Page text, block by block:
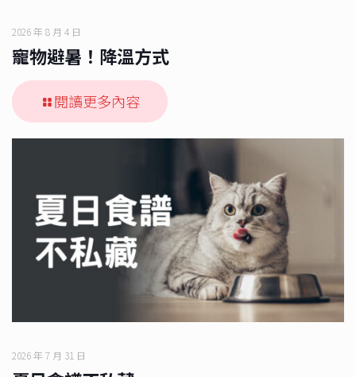
2026 年 8 月 4 日
寵物避暑！降溫方式
閱讀更多內容
2026 年 7 月 31 日